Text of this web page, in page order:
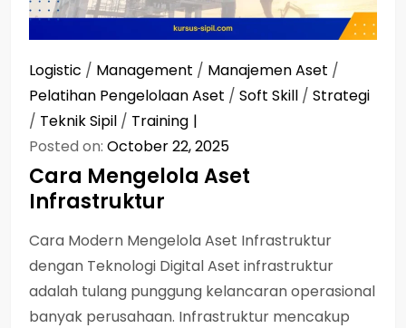
Logistic / Management / Manajemen Aset /
Pelatihan Pengelolaan Aset / Soft Skill / Strategi
/ Teknik Sipil / Training
Posted on: October 22, 2025
Cara Mengelola Aset
Infrastruktur
Cara Modern Mengelola Aset Infrastruktur
dengan Teknologi Digital Aset infrastruktur
adalah tulang punggung kelancaran operasional
banyak perusahaan. Infrastruktur mencakup